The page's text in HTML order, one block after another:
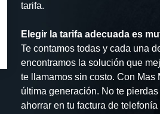
tarifa.
Elegir la tarifa adecuada es
Te contamos todas y cada una
encontramos la solución que
te llamamos sin costo. Con Mas
última generación. No te
ahorrar en tu factura de